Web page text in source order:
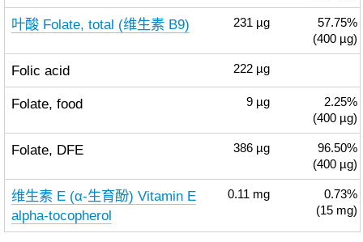
叶酸 Folate, total (维生素 B9) 231 µg
57.75%
(400 µg)
Folic acid 222 µg
Folate, food 9 µg
2.25%
(400 µg)
Folate, DFE 386 µg
96.50%
(400 µg)
维生素 E (α-生育酚) Vitamin E
alpha-tocopherol
0.11 mg
0.73%
(15 mg)